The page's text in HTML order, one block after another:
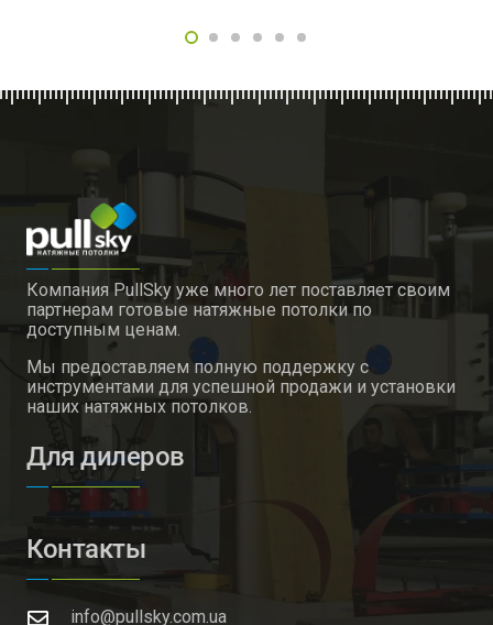
Компания PullSky уже много лет поставляет своим
партнерам готовые натяжные потолки по
доступным ценам.
Мы предоставляем полную поддержку с
инструментами для успешной продажи и установки
наших натяжных потолков.
Для дилеров
Контакты
info@pullsky.com.ua